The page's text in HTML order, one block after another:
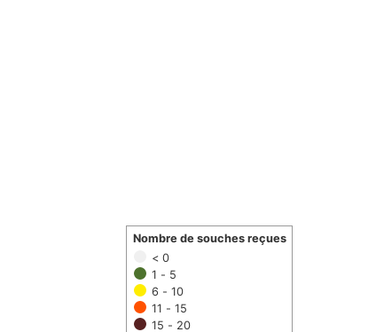
< 0
1 - 5
6 - 10
11 - 15
15 - 20
Nombre de souches reçues